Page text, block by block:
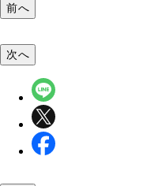
前へ
次へ